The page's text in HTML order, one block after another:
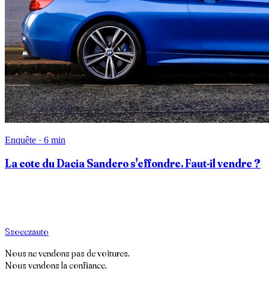
Enquête · 6 min
La cote du Dacia Sandero s'effondre. Faut-il vendre ?
Ssoeezauto
Nous ne vendons pas de voitures.
Nous vendons la confiance.